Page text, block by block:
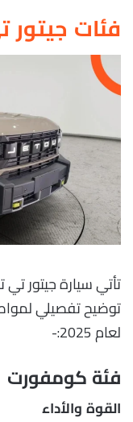
فئات جيتور تي
توضيح تفصيلي
لعام 2025:-
فئة كومفورت
القوة والأداء